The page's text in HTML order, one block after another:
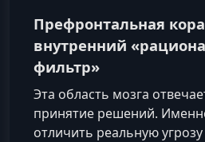
Префронтальная
внутренний
фильтр»
Эта область мозга
принятие решений.
отличить реальную